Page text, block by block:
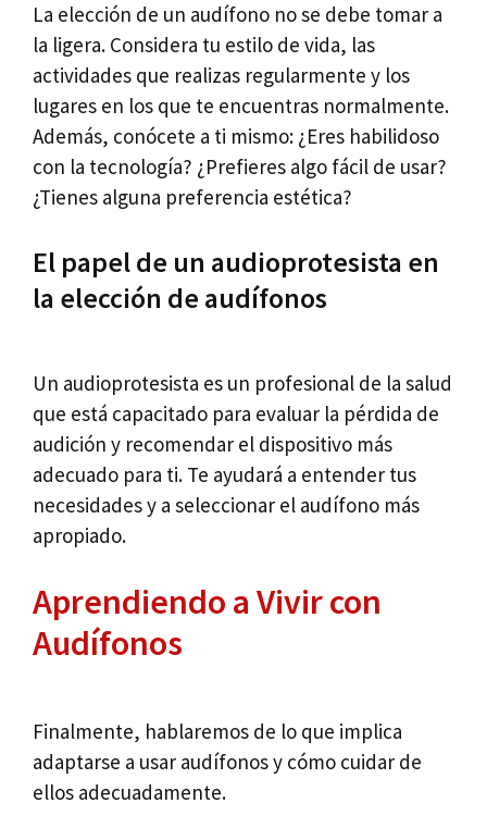
La elección de un audífono no se debe tomar a
la ligera. Considera tu estilo de vida, las
actividades que realizas regularmente y los
lugares en los que te encuentras normalmente.
Además, conócete a ti mismo: ¿Eres habilidoso
con la tecnología? ¿Prefieres algo fácil de usar?
¿Tienes alguna preferencia estética?
El papel de un audioprotesista en
la elección de audífonos
Un audioprotesista es un profesional de la salud
que está capacitado para evaluar la pérdida de
audición y recomendar el dispositivo más
adecuado para ti. Te ayudará a entender tus
necesidades y a seleccionar el audífono más
apropiado.
Aprendiendo a Vivir con
Audífonos
Finalmente, hablaremos de lo que implica
adaptarse a usar audífonos y cómo cuidar de
ellos adecuadamente.